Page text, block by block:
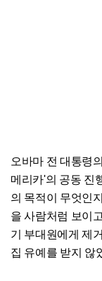
오바마 전 대통령
메리카'의 공동 진
의 목적이 무엇인
을 사람처럼 보이
기 부대원에게 제
집 유예를 받지 않